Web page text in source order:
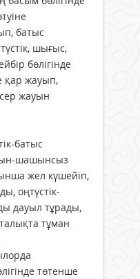
батыс
шығыс,
бөлігінде
қар жауып,
жауын
батыс
шашынсыз
жел күшейіп,
оңтүстік-
дауыл тұрады,
тұман
төтенше